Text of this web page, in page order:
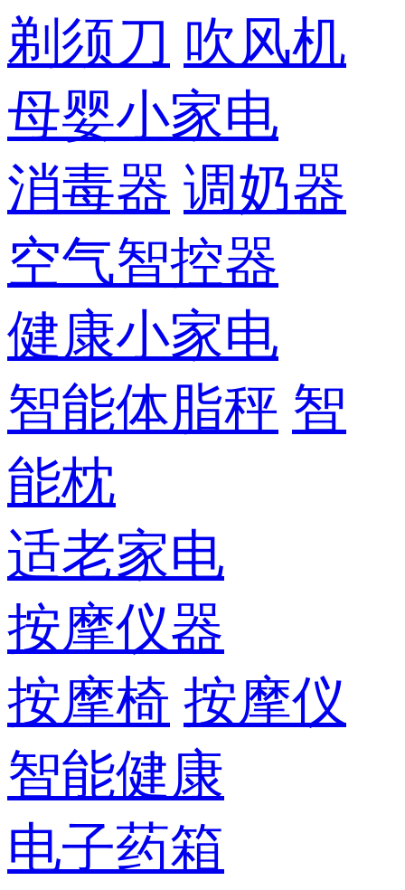
剃须刀 吹风机
母婴小家电
消毒器 调奶器
空气智控器
健康小家电
智能体脂秤 智
能枕
适老家电
按摩仪器
按摩椅 按摩仪
智能健康
电子药箱